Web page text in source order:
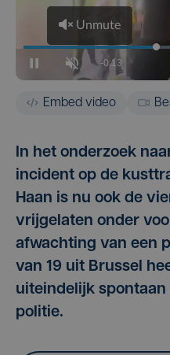
Embed video
In het onderzoek
incident op de
Haan is nu ook de
vrijgelaten onder
afwachting van een
van 19 uit Brussel
uiteindelijk
politie.